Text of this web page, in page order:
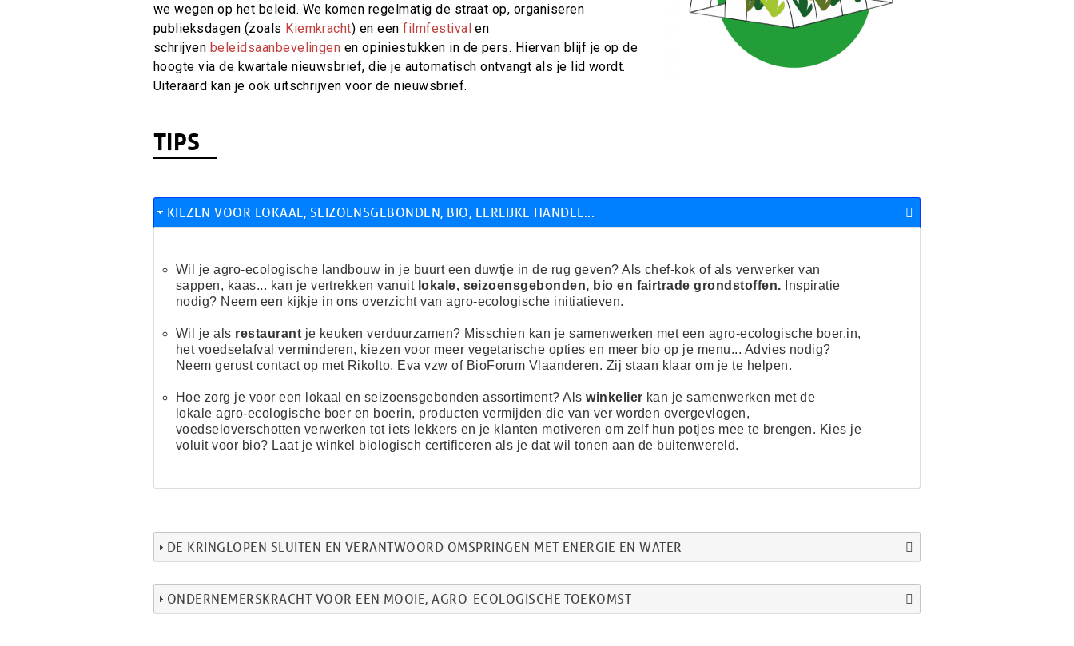
we wegen op het beleid. We komen regelmatig de straat op, organiseren
publieksdagen (zoals Kiemkracht) en eenfilmfestival en
schrijven beleidsaanbevelingen en opiniestukken in de pers. Hiervan blijf je op de
hoogte via de kwartale nieuwsbrief, die je automatisch ontvangt als je lid wordt.
Uiteraard kan je ook uitschrijven voor de nieuwsbrief.
TIPS
KIEZEN VOOR LOKAAL, SEIZOENSGEBONDEN, BIO, EERLIJKE HANDEL...
Wil je agro-ecologische landbouw in je buurt een duwtje in de rug geven? Als chef-kok of als verwerker van
sappen, kaas... kan je vertrekken vanuit lokale, seizoensgebonden, bio en fairtrade grondstoffen.
Inspiratie
nodig? Neem een kijkje inons overzicht van agro-ecologische initiatieven.
Wil je als restaurant je keuken verduurzamen? Misschien kan je samenwerken met een agro-ecologische boer.in,
het voedselafval verminderen, kiezen voor meer vegetarische opties en meer bio op je menu... Advies nodig?
Neem gerust contact op met Rikolto, Eva vzw of BioForum Vlaanderen. Zij staan klaar om je te helpen.
Hoe zorg je voor een lokaal en seizoensgebonden assortiment? Alswinkelier kan je samenwerken met de
lokaleagro-ecologische boer en boerin, producten vermijden die van ver worden overgevlogen,
voedseloverschotten verwerken tot iets lekkers en je klanten motiveren om zelf hun potjes mee te brengen. Kies je
voluit voor bio? Laat je winkel biologisch certificeren als je dat wil tonen aan de buitenwereld.
DE KRINGLOPEN SLUITEN EN VERANTWOORD OMSPRINGEN MET ENERGIE EN WATER
ONDERNEMERSKRACHT VOOR EEN MOOIE, AGRO-ECOLOGISCHE TOEKOMST